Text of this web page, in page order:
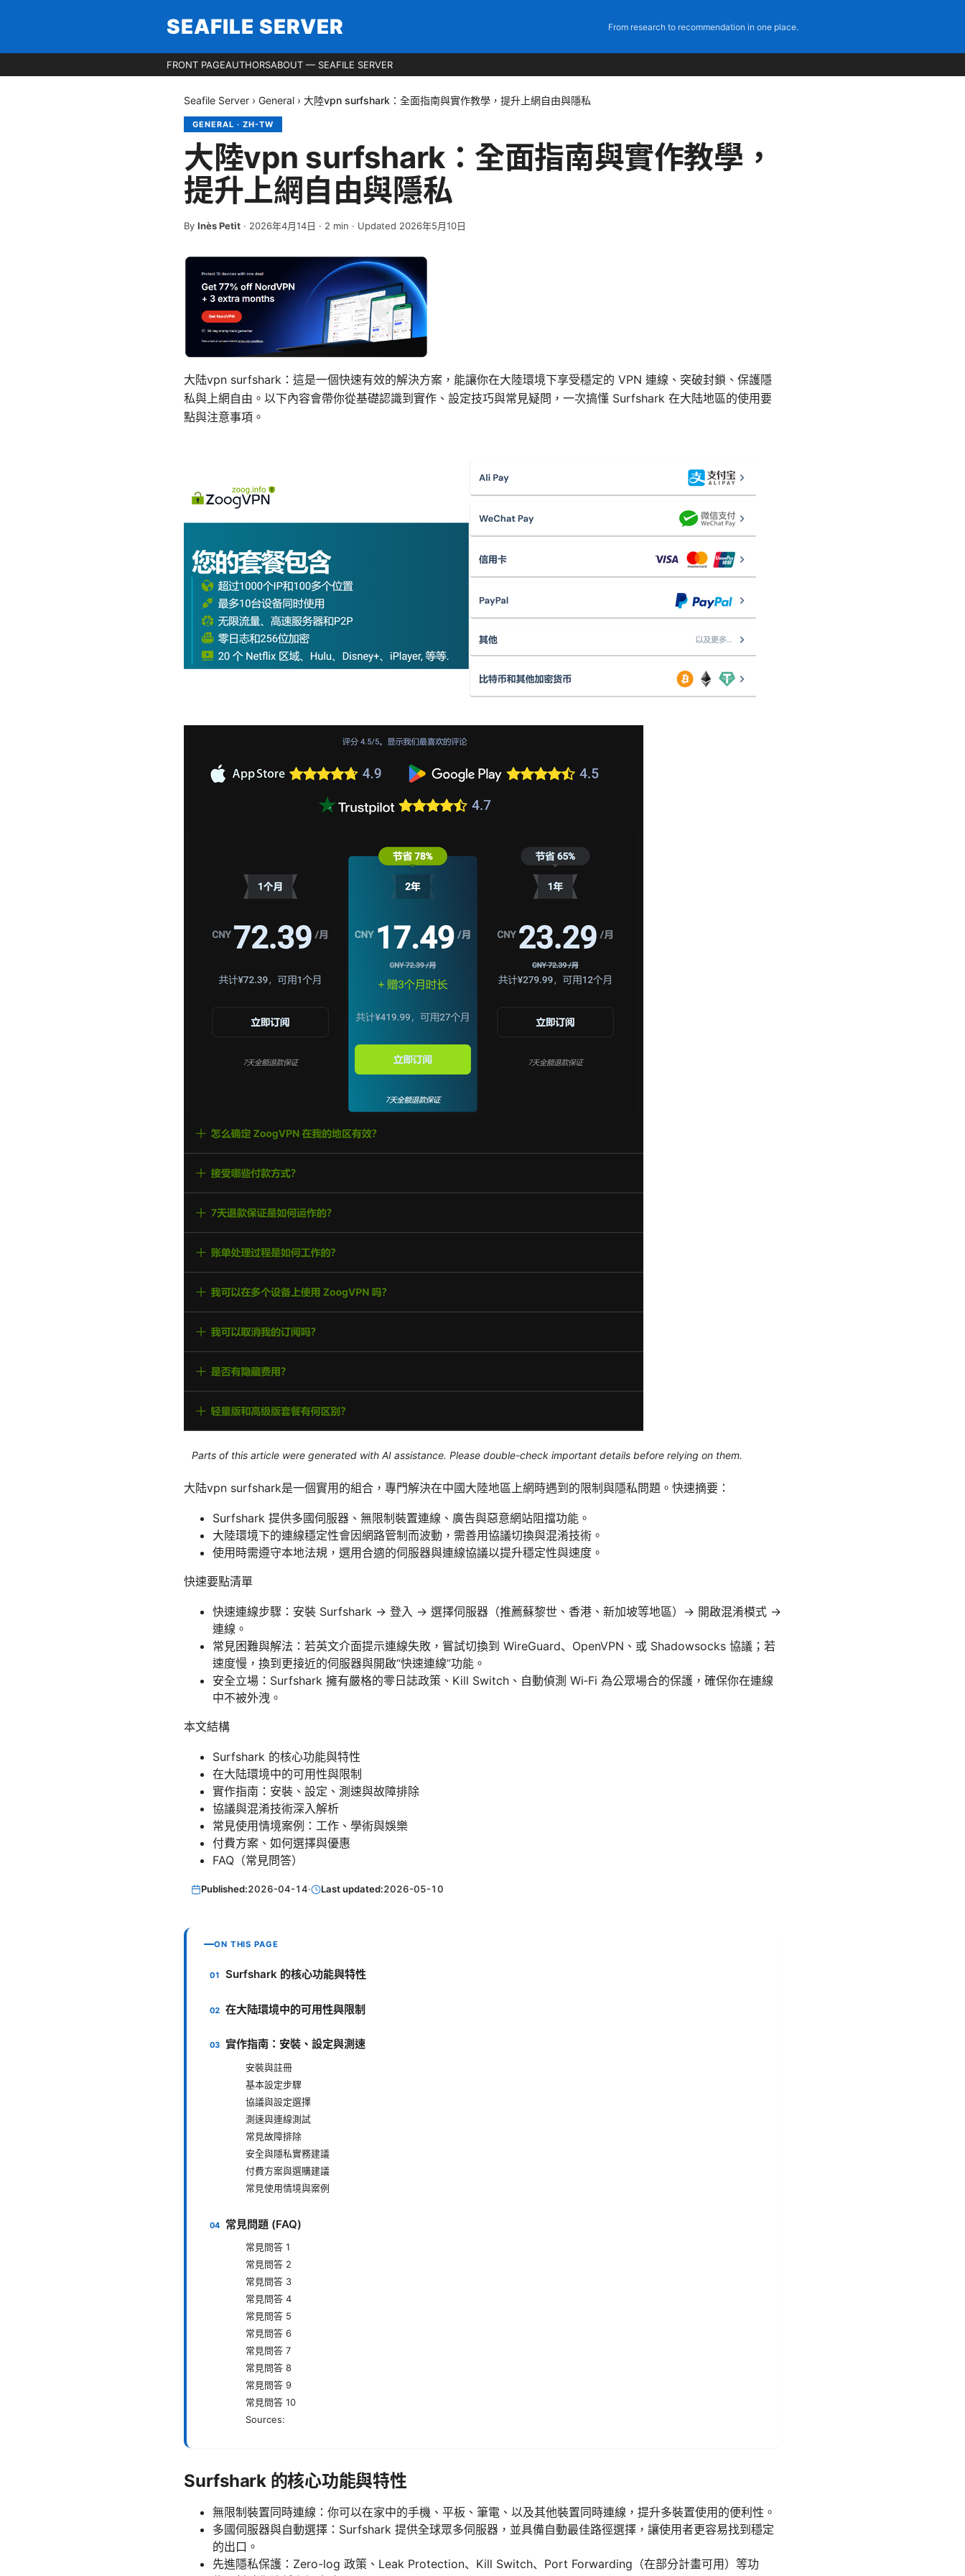
SEAFILE SERVER From research to recommendation in one place.
FRONT PAGEAUTHORSABOUT — SEAFILE SERVER
Seafile Server › General › 大陸vpn surfshark：全面指南與實作教學，提升上網自由與隱私
GENERAL · ZH-TW
大陸vpn surfshark：全面指南與實作教學，
提升上網自由與隱私
By Inès Petit · 2026年4月14日 · 2 min · Updated 2026年5月10日
大陆vpn surfshark：這是一個快速有效的解決方案，能讓你在大陸環境下享受穩定的 VPN 連線、突破封鎖、保護隱
私與上網自由。以下內容會帶你從基礎認識到實作、設定技巧與常見疑問，一次搞懂 Surfshark 在大陆地區的使用要
點與注意事項。
Parts of this article were generated with AI assistance. Please double-check important details before relying on them.
大陆vpn surfshark是一個實用的組合，專門解決在中國大陸地區上網時遇到的限制與隱私問題。快速摘要：
Surfshark 提供多國伺服器、無限制裝置連線、廣告與惡意網站阻擋功能。
大陸環境下的連線穩定性會因網路管制而波動，需善用協議切換與混淆技術。
使用時需遵守本地法規，選用合適的伺服器與連線協議以提升穩定性與速度。
快速要點清單
快速連線步驟：安裝 Surfshark → 登入 → 選擇伺服器（推薦蘇黎世、香港、新加坡等地區）→ 開啟混淆模式 →
連線。
常見困難與解法：若英文介面提示連線失敗，嘗試切換到 WireGuard、OpenVPN、或 Shadowsocks 協議；若
速度慢，換到更接近的伺服器與開啟“快速連線”功能。
安全立場：Surfshark 擁有嚴格的零日誌政策、Kill Switch、自動偵測 Wi‑Fi 為公眾場合的保護，確保你在連線
中不被外洩。
本文結構
Surfshark 的核心功能與特性
在大陆環境中的可用性與限制
實作指南：安裝、設定、測速與故障排除
協議與混淆技術深入解析
常見使用情境案例：工作、學術與娛樂
付費方案、如何選擇與優惠
FAQ（常見問答）
Published:2026-04-14· Last updated:2026-05-10
ON THIS PAGE
Surfshark 的核心功能與特性
在大陆環境中的可用性與限制
實作指南：安裝、設定與測速
安裝與註冊
基本設定步驟
協議與設定選擇
測速與連線測試
常見故障排除
安全與隱私實務建議
付費方案與選購建議
常見使用情境與案例
常見問題 (FAQ)
常見問答 1
常見問答 2
常見問答 3
常見問答 4
常見問答 5
常見問答 6
常見問答 7
常見問答 8
常見問答 9
常見問答 10
Sources:
Surfshark 的核心功能與特性
無限制裝置同時連線：你可以在家中的手機、平板、筆電、以及其他裝置同時連線，提升多裝置使用的便利性。
多國伺服器與自動選擇：Surfshark 提供全球眾多伺服器，並具備自動最佳路徑選擇，讓使用者更容易找到穩定
的出口。
先進隱私保護：Zero-log 政策、Leak Protection、Kill Switch、Port Forwarding（在部分計畫可用）等功